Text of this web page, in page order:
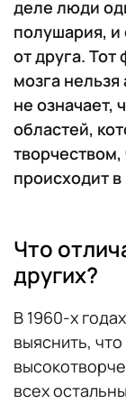
деле люди
полушария, и
от друга. Тот
мозга
не означает,
областей,
происходит
Что
других?
В 1960-х
выяснить,
всех